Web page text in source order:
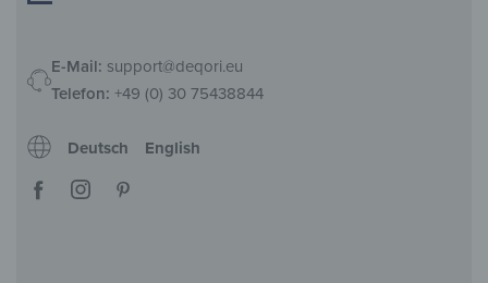
E-Mail: support@deqori.eu
Telefon: +49 (0) 30 75438844
Deutsch English